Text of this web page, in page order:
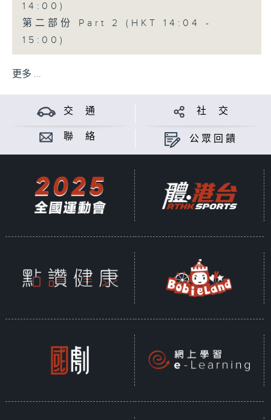
14:00)
第二部份 Part 2 (HKT 14:04 -
15:00)
更多 ...
交 通 社 交
聯 絡 公眾回饋